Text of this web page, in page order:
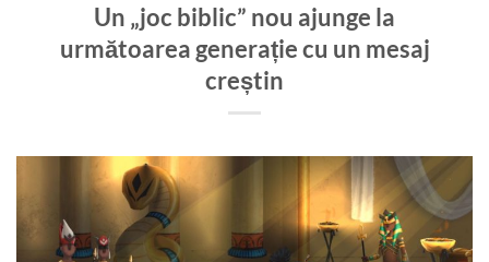
Un „joc biblic” nou ajunge la
următoarea generație cu un mesaj
creștin